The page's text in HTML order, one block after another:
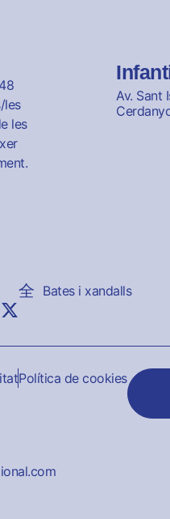
les
les
Av. Sant
Bates i xandalls
Política de cookies